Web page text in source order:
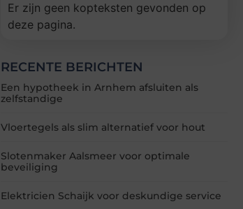
Er zijn geen kopteksten gevonden op
deze pagina.
RECENTE BERICHTEN
Een hypotheek in Arnhem afsluiten als
zelfstandige
Vloertegels als slim alternatief voor hout
Slotenmaker Aalsmeer voor optimale
beveiliging
Elektricien Schaijk voor deskundige service